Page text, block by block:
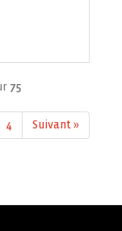
75
4 Suivant »